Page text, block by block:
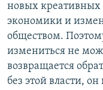
новых креативных
экономики и
обществом.
измениться не
возвращается
без этой власти,